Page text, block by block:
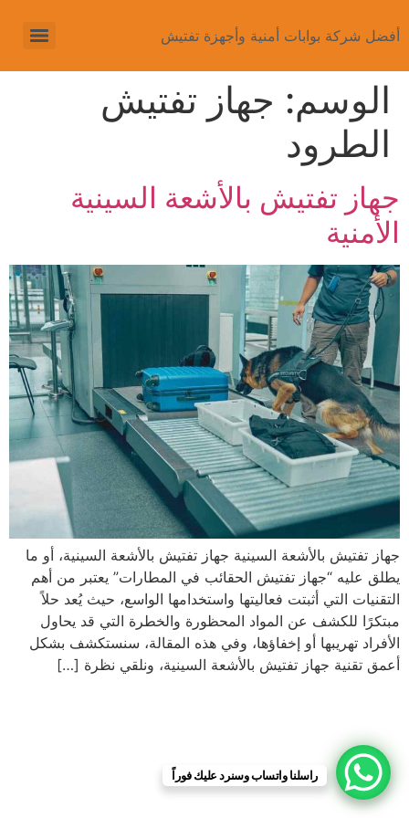
أفضل شركة بوابات أمنية وأجهزة تفتيش
الوسم: جهاز تفتيش
الطرود
جهاز تفتيش بالأشعة السينية
الأمنية
جهاز تفتيش بالأشعة السينية جهاز تفتيش بالأشعة السينية، أو ما
يطلق عليه “جهاز تفتيش الحقائب في المطارات” يعتبر من أهم
التقنيات التي أثبتت فعاليتها واستخدامها الواسع، حيث يُعد حلاً
مبتكرًا للكشف عن المواد المحظورة والخطرة التي قد يحاول
الأفراد تهريبها أو إخفاؤها، وفي هذه المقالة، سنستكشف بشكل
أعمق تقنية جهاز تفتيش بالأشعة السينية، ونلقي نظرة […]
راسلنا واتساب وسنرد عليك فوراً